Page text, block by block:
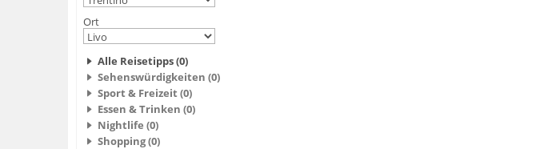
Ort
Alle Reisetipps (0)
Sehenswürdigkeiten (0)
Sport & Freizeit (0)
Essen & Trinken (0)
Nightlife (0)
Shopping (0)